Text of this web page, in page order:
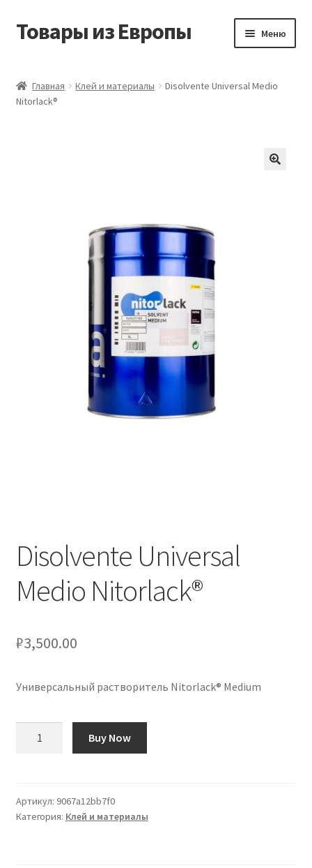
Перейти
Перейти
Товары из Европы Меню
Виды доставки
Оформление заказа
Подтверждение заказа
Главная Клей и материалы
Disolvente Universal Medio
Nitorlack®
Disolvente Universal
Medio Nitorlack®
₽3,500.00
Универсальный растворитель Nitorlack® Medium
Medio
Nitorlack®
Buy Now
Артикул: 9067a12bb7f0
Категория: Клей и материалы